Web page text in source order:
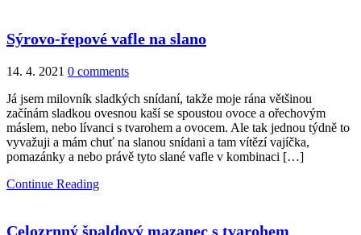
Sýrovo-řepové vafle na slano
14. 4. 2021 0 comments
Já jsem milovník sladkých snídaní, takže moje rána většinou
začínám sladkou ovesnou kaší se spoustou ovoce a ořechovým
máslem, nebo lívanci s tvarohem a ovocem. Ale tak jednou týdně to
vyvažuji a mám chuť na slanou snídani a tam vítězí vajíčka,
pomazánky a nebo právě tyto slané vafle v kombinaci […]
Continue Reading
Celozrnný špaldový mazanec s tvarohem